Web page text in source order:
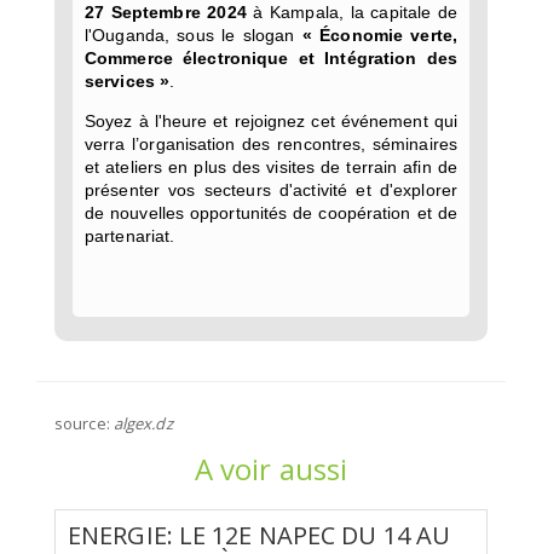
27 Septembre 2024à Kampala, la capitale de
l'Ouganda, sous le slogan « Économie verte,
Commerce électronique et Intégration des
services »
Soyez à l'heure et rejoignez cet événement qui
verra l’organisation des rencontres, séminaires
et ateliers en plus des visites de terrain afin de
présenter vos secteurs d'activité et d'explorer
de nouvelles opportunités de coopération et de
partenariat.
source: algex.dz
A voir aussi
ENERGIE: LE 12E NAPEC DU 14 AU